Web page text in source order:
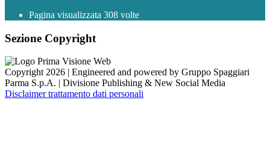
Pagina visualizzata 308 volte
Sezione Copyright
Copyright 2026 | Engineered and powered by Gruppo Spaggiari
Parma S.p.A. | Divisione Publishing & New Social Media
Disclaimer trattamento dati personali